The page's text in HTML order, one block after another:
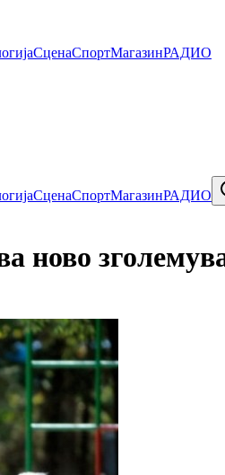
СценаСпортМагазинРАДИО
СценаСпортМагазинРАДИО
ново